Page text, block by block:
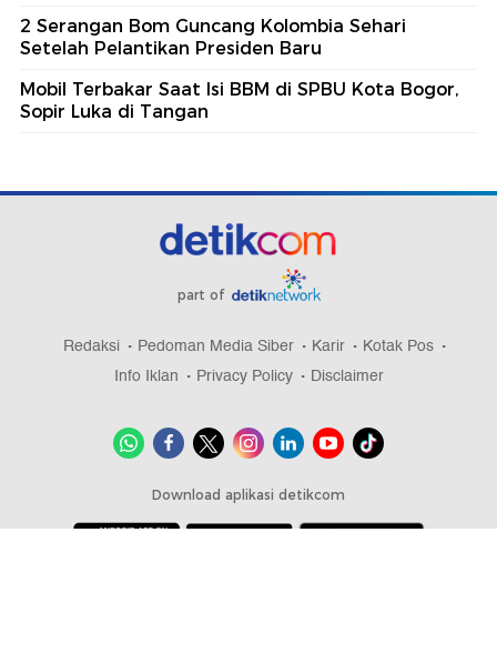
2 Serangan Bom Guncang Kolombia Sehari
Setelah Pelantikan Presiden Baru
Mobil Terbakar Saat Isi BBM di SPBU Kota Bogor,
Sopir Luka di Tangan
part of
Redaksi Pedoman Media Siber Karir
Kotak Pos
Info Iklan
Privacy Policy Disclaimer
Download aplikasi detikcom